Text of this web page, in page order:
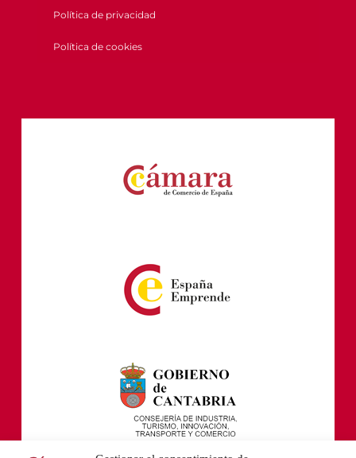
Política de privacidad
Política de cookies